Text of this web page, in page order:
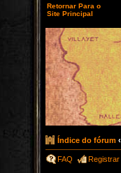
Retornar Para o
Site Principal
Índice do fórum ‹
FAQ Registrar